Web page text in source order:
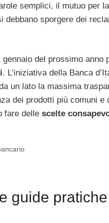
semplici, il mutuo per
debbano sporgere dei
del prossimo anno
. L’iniziativa della Banca
un lato la massima
dei prodotti più comuni e
fare delle scelte
guide pratiche